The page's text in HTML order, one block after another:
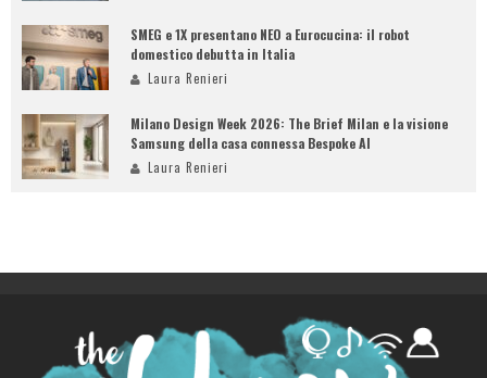
SMEG e 1X presentano NEO a Eurocucina: il robot
domestico debutta in Italia
Laura Renieri
Milano Design Week 2026: The Brief Milan e la visione
Samsung della casa connessa Bespoke AI
Laura Renieri